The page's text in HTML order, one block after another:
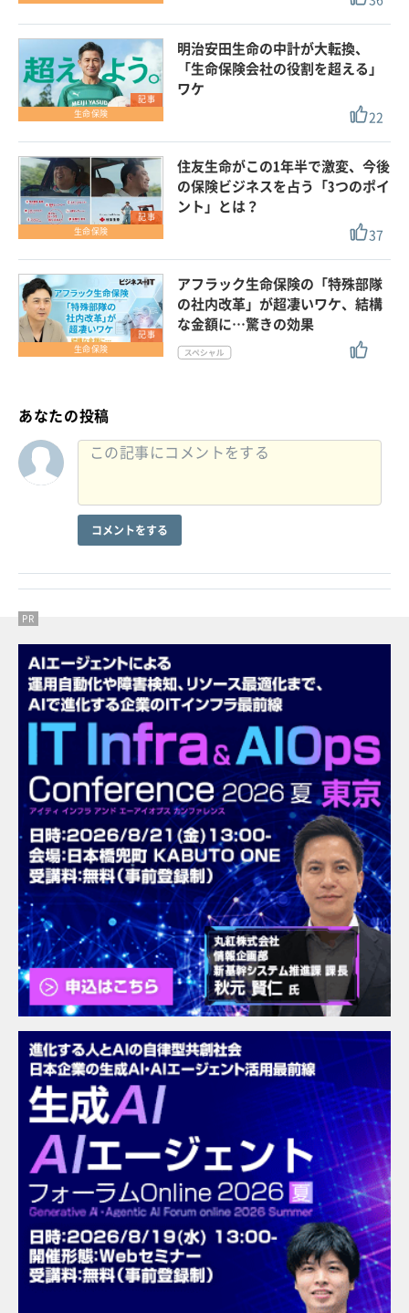
記事
生命保険
明治安田生命の中計が大転換、
「生命保険会社の役割を超える」
ワケ
22
記事
生命保険
住友生命がこの1年半で激変、今後
の保険ビジネスを占う「3つのポイ
ント」とは？
37
記事
生命保険
アフラック生命保険の「特殊部隊
の社内改革」が超凄いワケ、結構
な金額に…驚きの効果
あなたの投稿
コメントをする
PR
PR
PR